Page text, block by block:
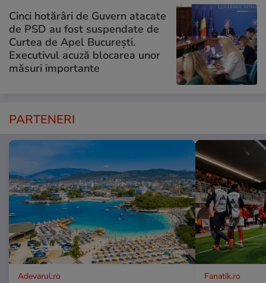
Cinci hotărâri de Guvern atacate
de PSD au fost suspendate de
Curtea de Apel București.
Executivul acuză blocarea unor
măsuri importante
PARTENERI
Adevarul.ro Fanatik.ro